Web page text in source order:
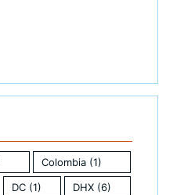
Colombia(1)
DC (1) DHX (6)